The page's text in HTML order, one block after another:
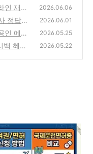
)
(0)
인 재발
2026.06.06
답지·
2026.06.01
인 에어
(1)
2026.05.25
백 혜택
2026.05.22